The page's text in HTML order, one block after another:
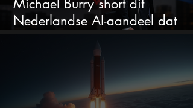
Michael Burry short dit
Nederlandse AI-aandeel dat